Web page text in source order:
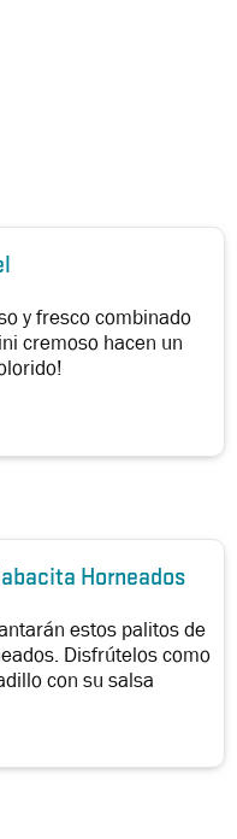
y fresco combinado
cremoso hacen un
Horneados
estos palitos de
Disfrútelos como
con su salsa